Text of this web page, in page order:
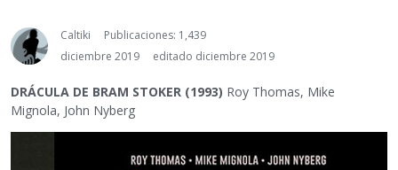
Caltiki
Publicaciones: 1,439
diciembre 2019
editado diciembre 2019
DRÁCULA DE BRAM STOKER (1993) Roy Thomas, Mike
Mignola, John Nyberg